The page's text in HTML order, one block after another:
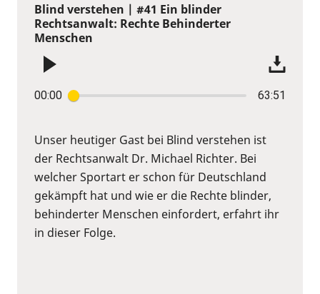
Blind verstehen | #41 Ein blinder
Rechtsanwalt: Rechte Behinderter
Menschen
00:00 63:51
Unser heutiger Gast bei Blind verstehen ist
der Rechtsanwalt Dr. Michael Richter. Bei
welcher Sportart er schon für Deutschland
gekämpft hat und wie er die Rechte blinder,
behinderter Menschen einfordert, erfahrt ihr
in dieser Folge.